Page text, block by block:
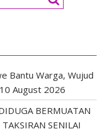
Bantu Warga, Wujud
10 August 2026
BERMUATAN
SENILAI